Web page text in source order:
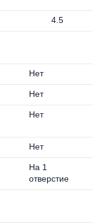
4.5
Нет
Нет
Нет
Нет
На 1
отверстие